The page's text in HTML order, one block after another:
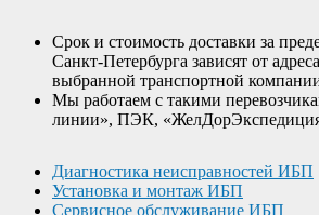
Срок и стоимость доставки за
Санкт-Петербурга зависят от
выбранной транспортной
Мы работаем с такими
линии», ПЭК,
Диагностика неисправностей ИБП
Установка и монтаж ИБП
Сервисное обслуживание ИБП